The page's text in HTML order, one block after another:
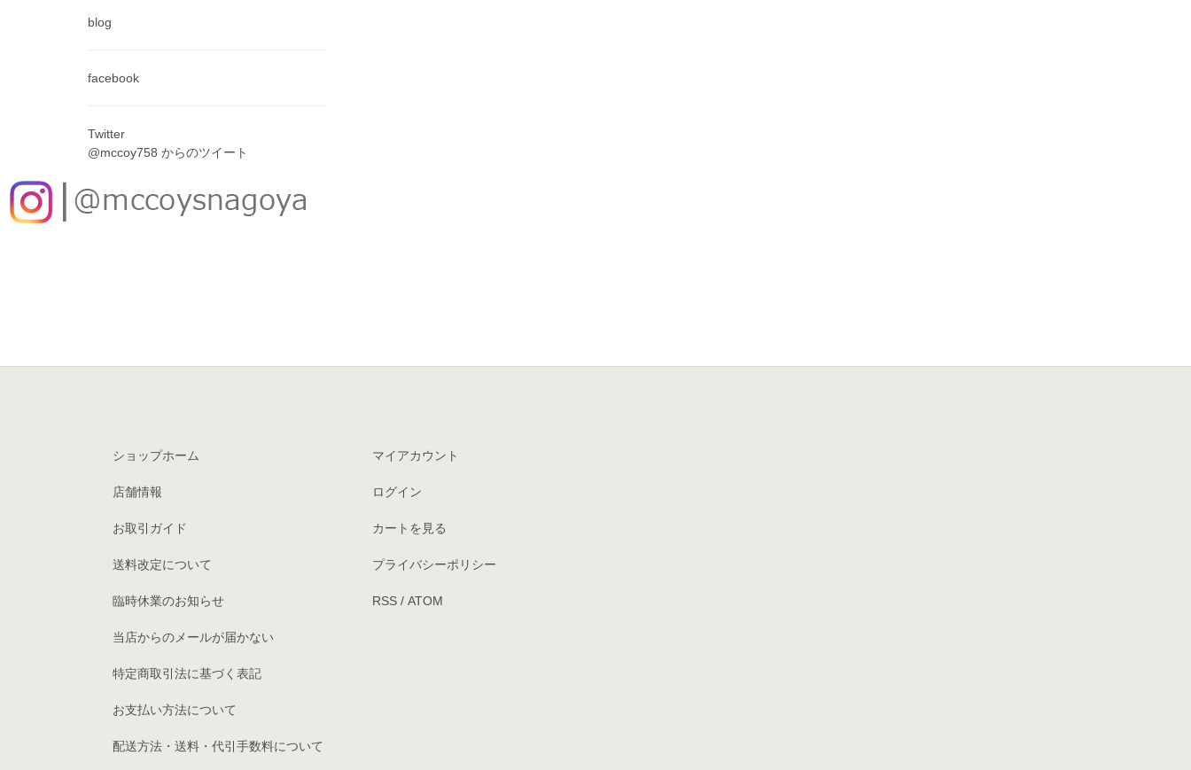
blog
facebook
Twitter
@mccoy758 からのツイート
ショップホーム
店舗情報
お取引ガイド
送料改定について
臨時休業のお知らせ
当店からのメールが届かない
特定商取引法に基づく表記
お支払い方法について
配送方法・送料・代引手数料について
マイアカウント
ログイン
カートを見る
プライバシーポリシー
RSS/ ATOM